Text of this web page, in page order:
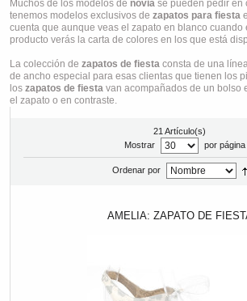
Muchos de los modelos de novia se pueden pedir en
tenemos modelos exclusivos de zapatos para fiesta
cuenta que aunque veas el zapato en blanco cuando
producto verás la carta de colores en los que está
La colección de zapatos de fiesta consta de una
de ancho especial para esas clientas que tienen los
los zapatos de fiesta van acompañados de un bolso
el zapato o en contraste.
21 Artículo(s)
Mostrar
por página
Ordenar por
AMELIA: ZAPATO DE